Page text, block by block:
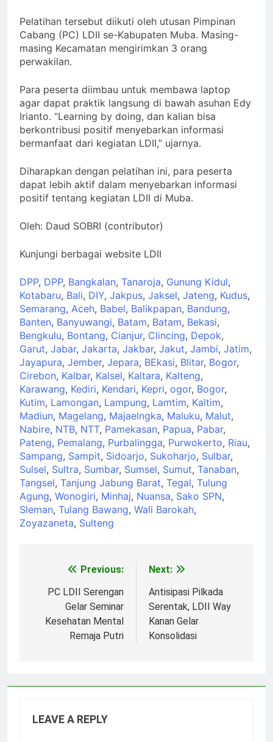
Pelatihan tersebut diikuti oleh utusan Pimpinan
Cabang (PC) LDII se-Kabupaten Muba. Masing-
masing Kecamatan mengirimkan 3 orang
perwakilan.
Para peserta diimbau untuk membawa laptop
agar dapat praktik langsung di bawah asuhan Edy
Irianto. “Learning by doing, dan kalian bisa
berkontribusi positif menyebarkan informasi
bermanfaat dari kegiatan LDII,” ujarnya.
Diharapkan dengan pelatihan ini, para peserta
dapat lebih aktif dalam menyebarkan informasi
positif tentang kegiatan LDII di Muba.
Oleh: Daud SOBRI (contributor)
Kunjungi berbagai website LDII
DPP, DPP, Bangkalan, Tanaroja, Gunung Kidul,
Kotabaru, Bali, DIY, Jakpus, Jaksel, Jateng, Kudus,
Semarang, Aceh, Babel, Balikpapan, Bandung,
Banten, Banyuwangi, Batam, Batam, Bekasi,
Bengkulu, Bontang, Cianjur, Clincing, Depok,
Garut, Jabar, Jakarta, Jakbar, Jakut, Jambi, Jatim,
Jayapura, Jember, Jepara, BEkasi, Blitar, Bogor,
Cirebon, Kalbar, Kalsel, Kaltara, Kalteng,
Karawang, Kediri, Kendari, Kepri, ogor, Bogor,
Kutim, Lamongan, Lampung, Lamtim, Kaltim,
Madiun, Magelang, Majaelngka, Maluku, Malut,
Nabire, NTB, NTT, Pamekasan, Papua, Pabar,
Pateng, Pemalang, Purbalingga, Purwokerto, Riau,
Sampang, Sampit, Sidoarjo, Sukoharjo, Sulbar,
Sulsel, Sultra, Sumbar, Sumsel, Sumut, Tanaban,
Tangsel, Tanjung Jabung Barat, Tegal, Tulung
Agung, Wonogiri, Minhaj, Nuansa, Sako SPN,
Sleman, Tulang Bawang, Wali Barokah,
Zoyazaneta, Sulteng
navigation
Previous:
PC LDII Serengan
Gelar Seminar
Kesehatan Mental
Remaja Putri
Next:
Antisipasi Pilkada
Serentak, LDII Way
Kanan Gelar
Konsolidasi
LEAVE A REPLY